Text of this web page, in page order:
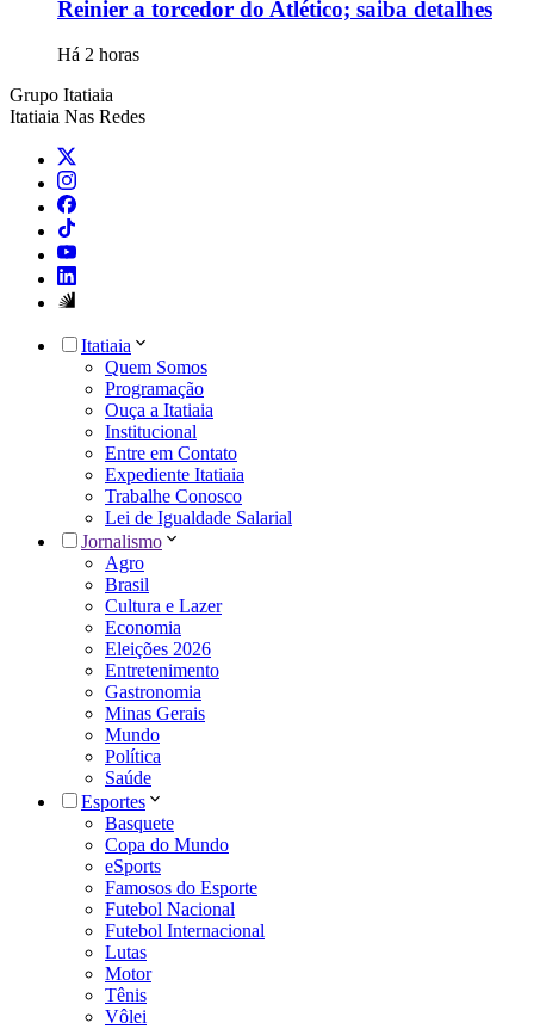
Reinier a torcedor do Atlético; saiba detalhes
Há 2 horas
Grupo Itatiaia
Itatiaia Nas Redes
Itatiaia
Quem Somos
Programação
Ouça a Itatiaia
Institucional
Entre em Contato
Expediente Itatiaia
Trabalhe Conosco
Lei de Igualdade Salarial
Jornalismo
Agro
Brasil
Cultura e Lazer
Economia
Eleições 2026
Entretenimento
Gastronomia
Minas Gerais
Mundo
Política
Saúde
Esportes
Basquete
Copa do Mundo
eSports
Famosos do Esporte
Futebol Nacional
Futebol Internacional
Lutas
Motor
Tênis
Vôlei